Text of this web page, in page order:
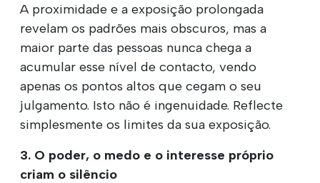
A proximidade e a exposição prolongada
revelam os padrões mais obscuros, mas a
maior parte das pessoas nunca chega a
acumular esse nível de contacto, vendo
apenas os pontos altos que cegam o seu
julgamento. Isto não é ingenuidade. Reflecte
simplesmente os limites da sua exposição.
3. O poder, o medo e o interesse próprio
criam o silêncio